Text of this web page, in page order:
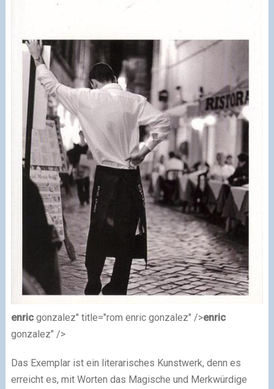
enricgonzalez" title="rom enric gonzalez" />enric
gonzalez" />
Das Exemplar ist ein literarisches Kunstwerk, denn es
erreicht es, mit Worten das Magische und Merkwürdige